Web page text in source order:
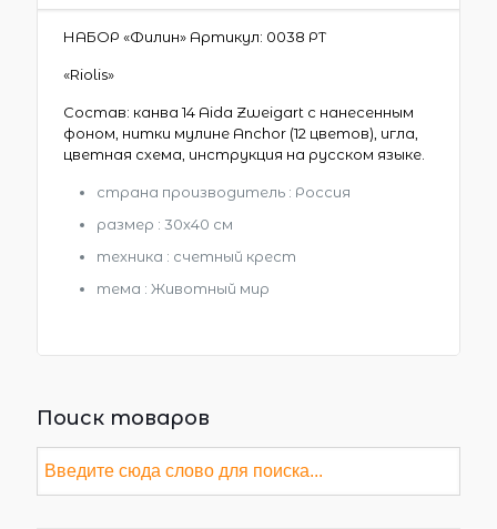
НАБОР «Филин» Артикул: 0038 РТ
«Riolis»
Состав: канва 14 Aida Zweigart с нанесенным
фоном, нитки мулине Anchor (12 цветов), игла,
цветная схема, инструкция на русском языке.
страна производитель : Россия
размер : 30х40 см
техника : счетный крест
тема : Животный мир
Поиск товаров